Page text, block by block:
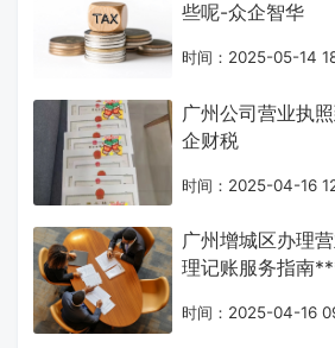
些呢-众企智华
时间：2025-05-14
广州公司营业执
企财税
时间：2025-04-16
广州增城区办理
理记账服务指南
时间：2025-04-16